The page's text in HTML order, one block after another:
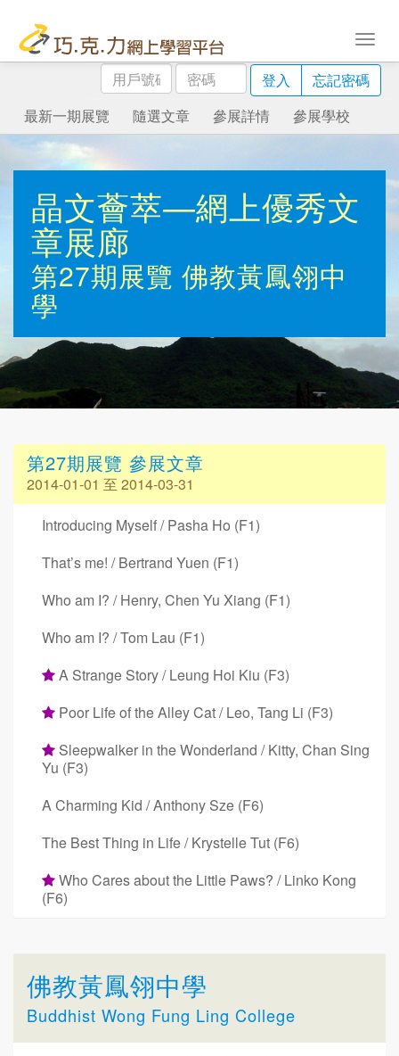
用
戶
號
碼
密
碼
登入
忘記密碼
最新一期展覽
隨選文章 參展詳情 參展學校
晶文薈萃—網上優秀文
章展廊
第27期展覽 佛教黃鳳翎中
學
第27期展覽 參展文章
2014-01-01 至 2014-03-31
Introducing Myself / Pasha Ho (F1)
That’s me! / Bertrand Yuen (F1)
Who am I? / Henry, Chen Yu Xiang (F1)
Who am I? / Tom Lau (F1)
A Strange Story / Leung Hoi Kiu (F3)
Poor Life of the Alley Cat / Leo, Tang Li (F3)
Sleepwalker in the Wonderland / Kitty, Chan Sing
Yu (F3)
A Charming Kid / Anthony Sze (F6)
The Best Thing in Life / Krystelle Tut (F6)
Who Cares about the Little Paws? / Linko Kong
(F6)
佛教黃鳳翎中學
Buddhist Wong Fung Ling College